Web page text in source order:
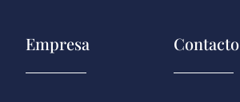
Empresa Contacto